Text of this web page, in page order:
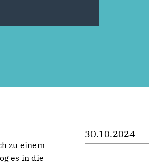
zu einem
es in die
30.10.2024